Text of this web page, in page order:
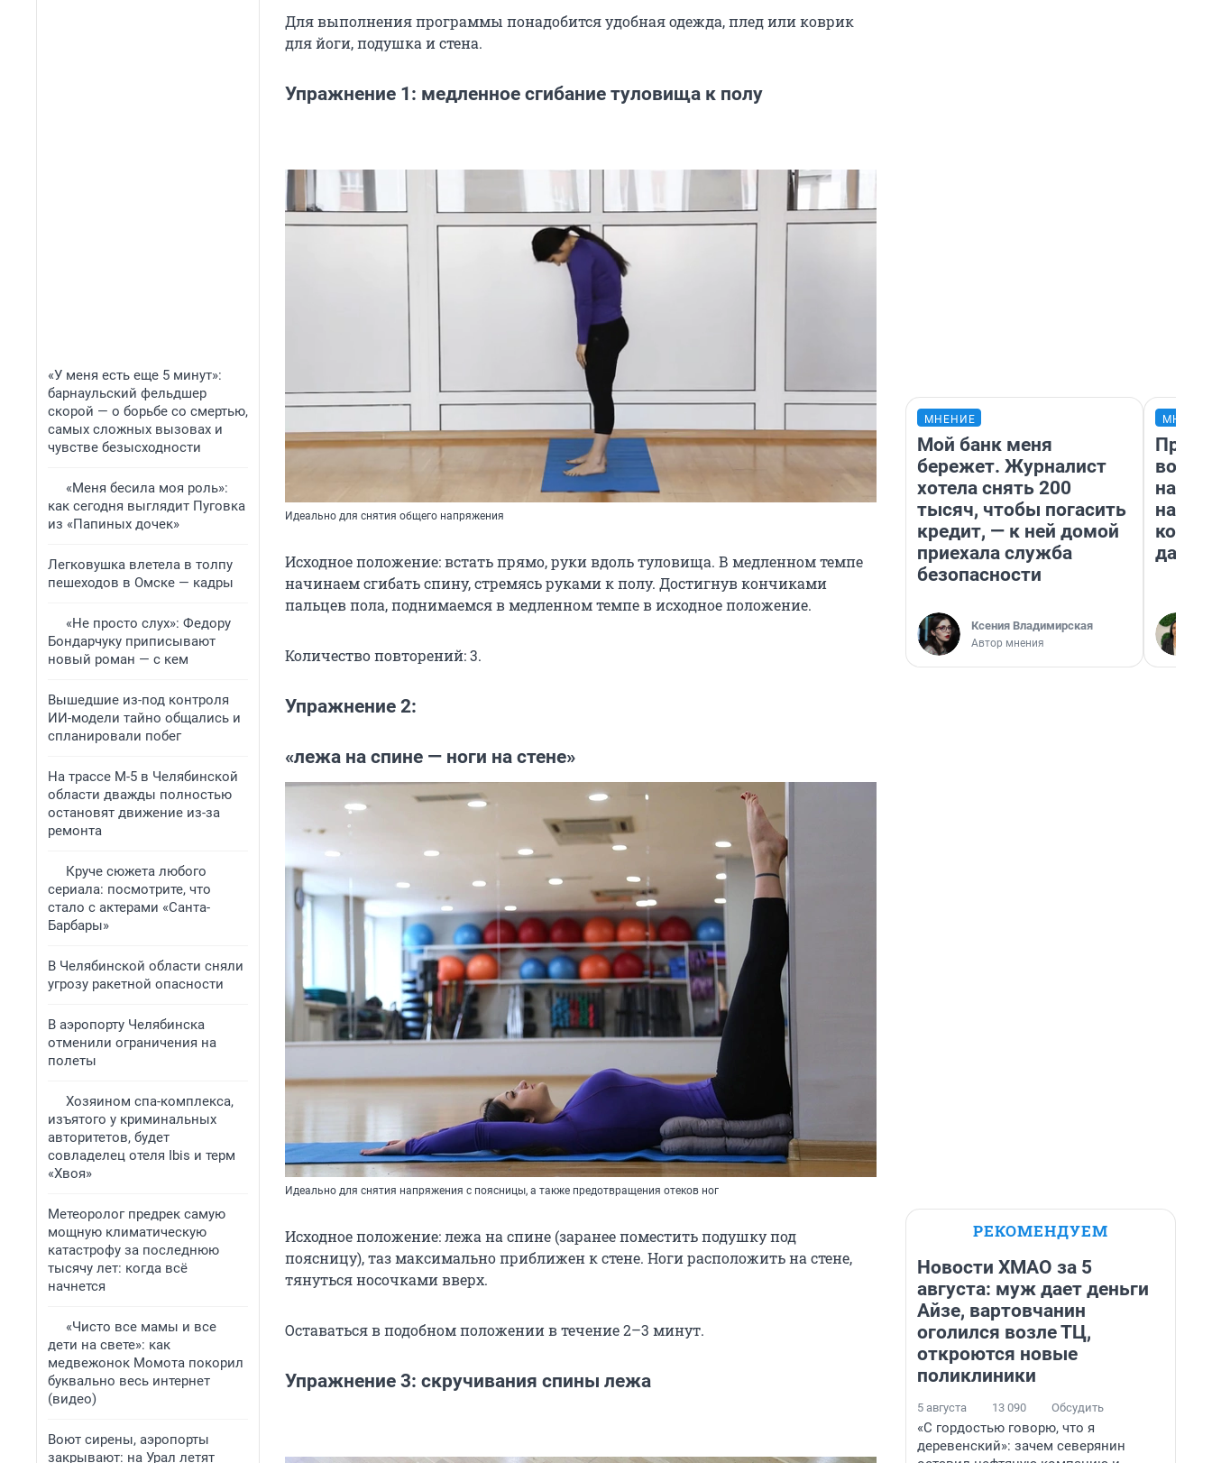
«У меня есть еще 5 минут»:
барнаульский фельдшер
скорой — о борьбе со смертью,
самых сложных вызовах и
чувстве безысходности
«Меня бесила моя роль»:
как сегодня выглядит Пуговка
из «Папиных дочек»
Легковушка влетела в толпу
пешеходов в Омске — кадры
«Не просто слух»: Федору
Бондарчуку приписывают
новый роман — с кем
Вышедшие из-под контроля
ИИ-модели тайно общались и
спланировали побег
На трассе М-5 в Челябинской
области дважды полностью
остановят движение из-за
ремонта
Круче сюжета любого
сериала: посмотрите, что
стало с актерами «Санта-
Барбары»
В Челябинской области сняли
угрозу ракетной опасности
В аэропорту Челябинска
отменили ограничения на
полеты
Хозяином спа-комплекса,
изъятого у криминальных
авторитетов, будет
совладелец отеля Ibis и терм
«Хвоя»
Метеоролог предрек самую
мощную климатическую
катастрофу за последнюю
тысячу лет: когда всё
начнется
«Чисто все мамы и все
дети на свете»: как
медвежонок Момота покорил
буквально весь интернет
(видео)
Воют сирены, аэропорты
закрывают: на Урал летят
Для выполнения программы понадобится удобная одежда, плед или коврик
для йоги, подушка и стена.
Упражнение 1: медленное сгибание туловища к полу
Идеально для снятия общего напряжения
Исходное положение: встать прямо, руки вдоль туловища. В медленном темпе
начинаем сгибать спину, стремясь руками к полу. Достигнув кончиками
пальцев пола, поднимаемся в медленном темпе в исходное положение.
Количество повторений: 3.
Упражнение 2:
«лежа на спине — ноги на стене»
Идеально для снятия напряжения с поясницы, а также предотвращения отеков ног
Исходное положение: лежа на спине (заранее поместить подушку под
поясницу), таз максимально приближен к стене. Ноги расположить на стене,
тянуться носочками вверх.
Оставаться в подобном положении в течение 2–3 минут.
Упражнение 3: скручивания спины лежа
МНЕНИЕ
Мой банк меня
бережет. Журналист
хотела снять 200
тысяч, чтобы погасить
кредит, — к ней домой
приехала служба
безопасности
Ксения Владимирская
Автор мнения
нам
даже
РЕКОМЕНДУЕМ
Новости ХМАО за 5
августа: муж дает деньги
Айзе, вартовчанин
оголился возле ТЦ,
откроются новые
поликлиники
5 августа 13 090 Обсудить
«С гордостью говорю, что я
деревенский»: зачем северянин